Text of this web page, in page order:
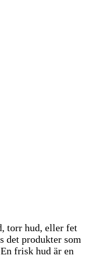
torr hud, eller fet
det produkter som
frisk hud är en